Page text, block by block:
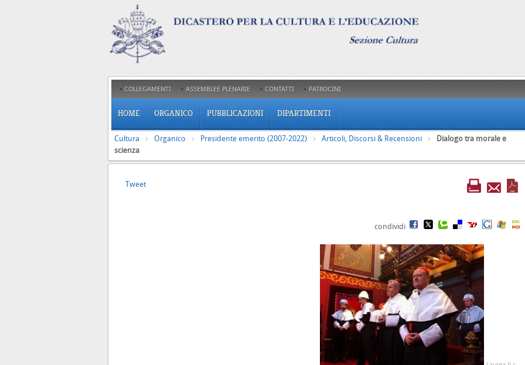
COLLEGAMENTI ASSEMBLEE PLENARIE CONTATTI PATROCINI
HOME ORGANICO PUBBLICAZIONI DIPARTIMENTI
Cultura Organico Presidente emerito (2007-2022) Articoli, Discorsi & Recensioni
Dialogo tra morale e
scienza
Tweet
condividi